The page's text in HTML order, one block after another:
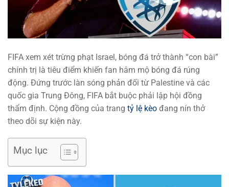
FIFA xem xét trừng phạt Israel, bóng đá trở thành “con bài”
chính trị là tiêu điểm khiến fan hâm mộ bóng đá rúng
động. Đứng trước làn sóng phản đối từ Palestine và các
quốc gia Trung Đông, FIFA bắt buộc phải lập hội đồng
thẩm định. Cộng đồng của trang tỷ lệ kèo đang nín thở
theo dõi sự kiện này.
Mục lục